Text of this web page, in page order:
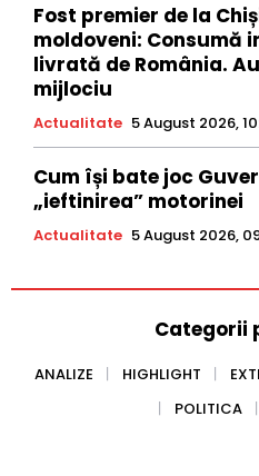
Fost premier de la
moldoveni: Consumă
livrată de România.
mijlociu
Actualitate 5 August 2026,
Cum își bate joc
„ieftinirea” motorinei
Actualitate 5 August 2026,
Categorii
ANALIZE HIGHLIGHT
POLITICA